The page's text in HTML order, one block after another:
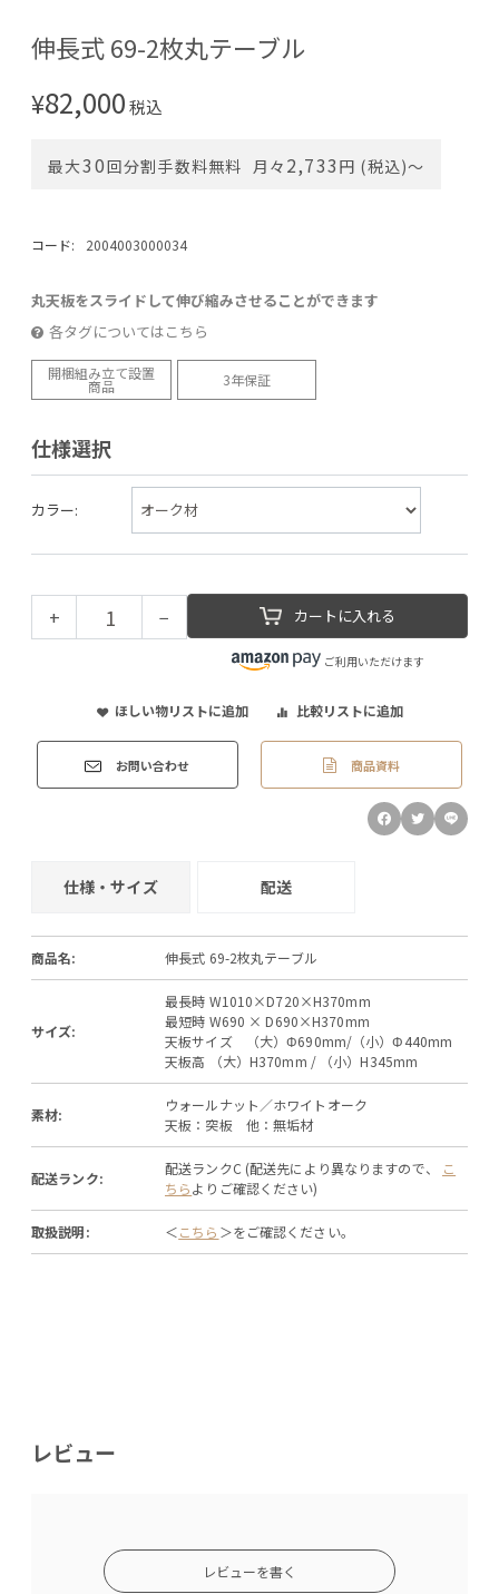
伸長式 69-2枚丸テーブル
¥82,000税込
最大30回分割手数料無料 月々 2,733 円 (税込)〜
コード: 2004003000034
丸天板をスライドして伸び縮みさせることができます
各タグについてはこちら
開梱組み立て設置
商品 3年保証
仕様選択
カラー:
+ − カートに入れる
ご利用いただけます
ほしい物リストに追加 比較リストに追加
お問い合わせ 商品資料
仕様・サイズ 配送
商品名: 伸長式 69-2枚丸テーブル
サイズ:
最長時 W1010×D720×H370mm
最短時 W690 × D690×H370mm
天板サイズ （大）Φ690mm/（小）Φ440mm
天板高 （大）H370mm / （小）H345mm
素材:
ウォールナット／ホワイトオーク
天板：突板 他：無垢材
配送ランク:
配送ランクC (配送先により異なりますので、
こ
ちらよりご確認ください)
取扱説明: ＜こちら ＞をご確認ください。
レビュー
レビューを書く